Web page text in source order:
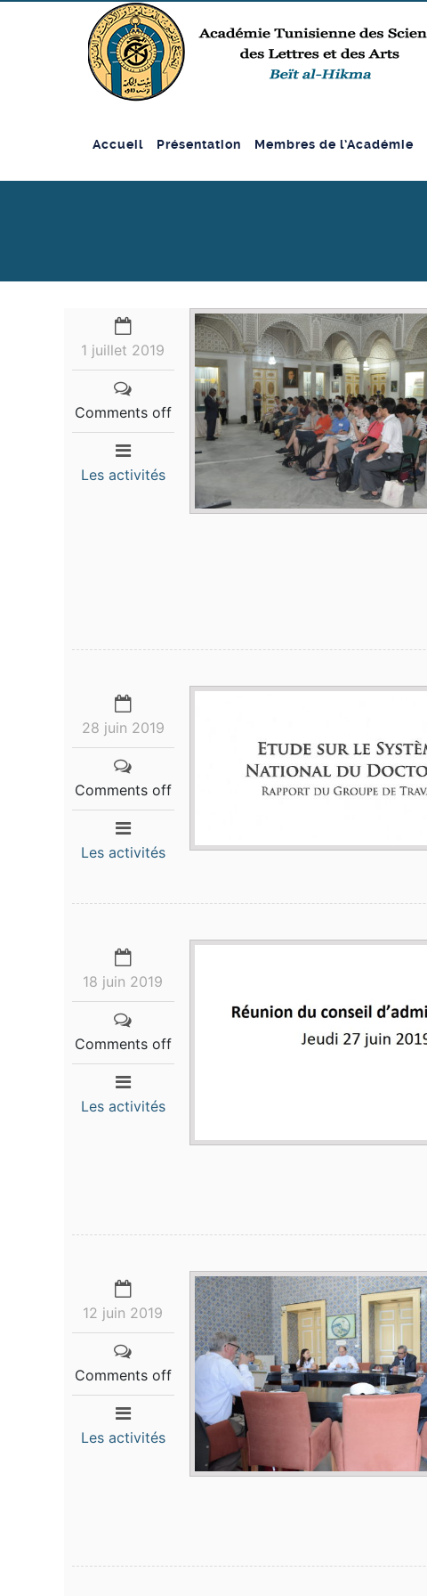
Accueil Présentation Membres de l’Académie
1 juillet 2019
Comments off
Les activités
28 juin 2019
Comments off
Les activités
18 juin 2019
Comments off
Les activités
12 juin 2019
Comments off
Les activités